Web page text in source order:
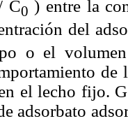
C0 ) entre la
del
o el
de
el lecho fijo.
adsorbato